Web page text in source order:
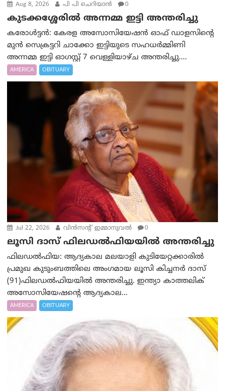
Aug 8, 2026 പി പി ചെറിയാൻ 0
കുടക്കശ്ശേരിൽ അന്നമ്മ ഇട്ടി അന്തരിച്ചു
കരോൾട്ടൻ: കേരള അസോസിയേഷൻ ഓഫ് ഡാളസിന്റെ
മുൻ സെക്രട്ടറി ചാക്കോ ഇട്ടിയുടെ സഹധര്‍മ്മിണി
അന്നമ്മ ഇട്ടി ഓഗസ്റ്റ് 7 വെള്ളിയാഴ്ച അന്തരിച്ചു....
AMERICA OBITUARY
Jul 22, 2026 വിന്‍സന്റ് ഇമ്മാനുവല്‍ 0
ലൂസി ദാസ് ഫിലഡൽഫിയയിൽ അന്തരിച്ചു
ഫിലഡൽഫിയ: ആദ്യകാല മലയാളി കുടിയേറ്റക്കാരില്‍
പ്രമുഖ കുടുംബത്തിലെ അംഗമായ ലൂസി കിച്ചനർ ദാസ്
(91)ഫിലഡൽഫിയയിൽ അന്തരിച്ചു. ഇന്ത്യാ കാത്തലിക്
അസോസിയേഷൻ്റെ ആദ്യകാല...
AMERICA OBITUARY